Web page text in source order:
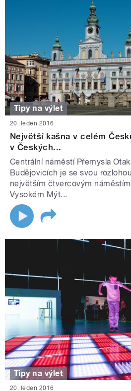
Tipy na výlet
20. leden 2016
Největší kašna v celém
v Českých...
Centrální náměstí Přemysla
Budějovicích je se svou
největším čtvercovým
Vysokém Mýt...
Tipy na výlet
20. leden 2016